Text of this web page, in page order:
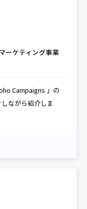
ーケティング事業
Campaigns 」の
ながら紹介しま